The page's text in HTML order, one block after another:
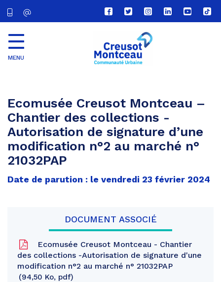
Lien
vers
compte
Facebook
Lien
vers
compte
Twitter
Lien
vers
le
compte
Lien
vers
Lien
vers
Lien
vers
MENU
Ecomusée Creusot Montceau –
Chantier des collections -
Autorisation de signature d’une
modification n°2 au marché n°
21032PAP
Date de parution : le vendredi 23 février 2024
DOCUMENT ASSOCIÉ
Ecomusée Creusot Montceau - Chantier
des collections -Autorisation de signature d'une
modification n°2 au marché n° 21032PAP
94,50 Ko, pdf